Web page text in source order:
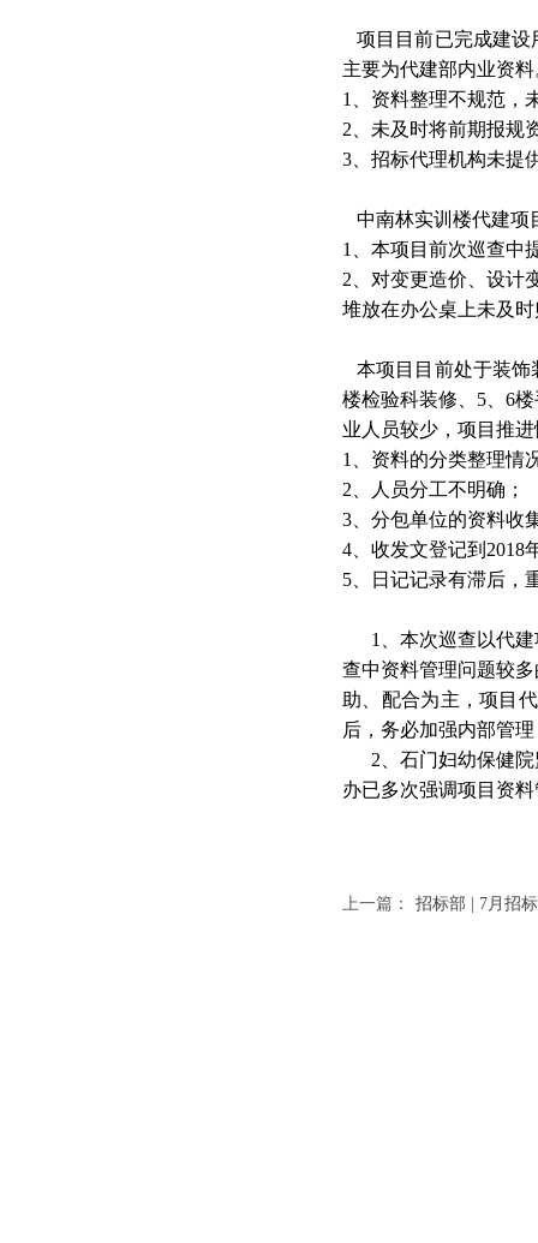
项目目前已完成建设
主要为代建部内业资料
1
、资料整理不规范，
2 、未及时将前期报
3 、招标代理机构未提
中南林实训楼代建项
1
、本项目前次巡查
2 、对变更造价、设
堆放在办公桌上未及
本项目目前处于装饰
楼检验科装修、 5 6楼
业人员较少，项目推
1
、资料的分类整理
2 、人员分工不明确；
3 、分包单位的资料收
4 、收发文登记到 2018
5 、日记记录有滞后，
1
、本次巡查以代
查中资料管理问题较
助、配合为主，项目
后，务必加强内部管
2 、石门妇幼保健
办已多次强调项目资
上一篇： 招标部 | 7月招